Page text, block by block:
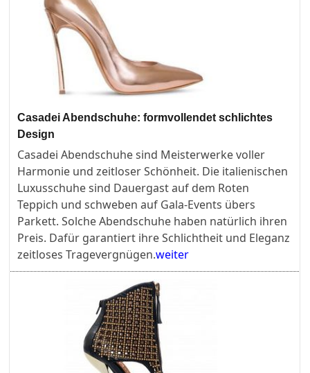
Casadei Abendschuhe: formvollendet schlichtes
Design
Casadei Abendschuhe sind Meisterwerke voller
Harmonie und zeitloser Schönheit. Die italienischen
Luxusschuhe sind Dauergast auf dem Roten
Teppich und schweben auf Gala-Events übers
Parkett. Solche Abendschuhe haben natürlich ihren
Preis. Dafür garantiert ihre Schlichtheit und Eleganz
zeitloses Tragevergnügen.weiter